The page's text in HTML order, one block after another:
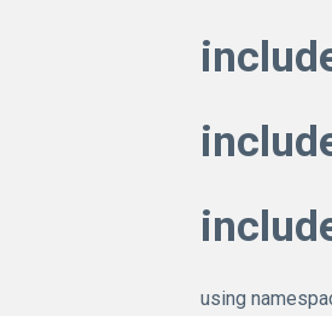
using